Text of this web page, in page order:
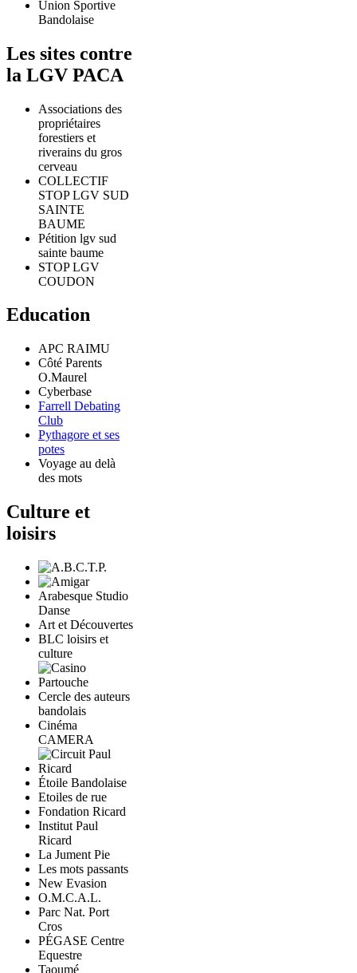
Union Sportive
Bandolaise
Les sites contre
la LGV PACA
Associations des
propriétaires
forestiers et
riverains du gros
cerveau
COLLECTIF
STOP LGV SUD
SAINTE
BAUME
Pétition lgv sud
sainte baume
STOP LGV
COUDON
Education
APC RAIMU
Côté Parents
O.Maurel
Cyberbase
Farrell Debating
Club
Pythagore et ses
potes
Voyage au delà
des mots
Culture et
loisirs
Arabesque Studio
Danse
Art et Découvertes
BLC loisirs et
culture
Cercle des auteurs
bandolais
Cinéma
CAMERA
Étoile Bandolaise
Etoiles de rue
Fondation Ricard
Institut Paul
Ricard
La Jument Pie
Les mots passants
New Evasion
O.M.C.A.L.
Parc Nat. Port
Cros
PÉGASE Centre
Equestre
Taoumé